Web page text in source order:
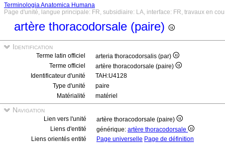
Terminologia Anatomica Humana
Page d'unité, langue principale: FR, subsidiaire: LA, interface: FR, travaux en
artère thoracodorsale (paire)
Identification
Terme latin officiel
arteria thoracodorsalis (par)
Terme officiel
artère thoracodorsale (paire)
Identificateur d'unité
TAH:U4128
Type d'unité
paire
Matérialité
matériel
Navigation
Lien vers l'unité
artère thoracodorsale (paire)
Liens d'entité
générique: artère thoracodorsale
Liens orientés entité
Page universelle Page de définition